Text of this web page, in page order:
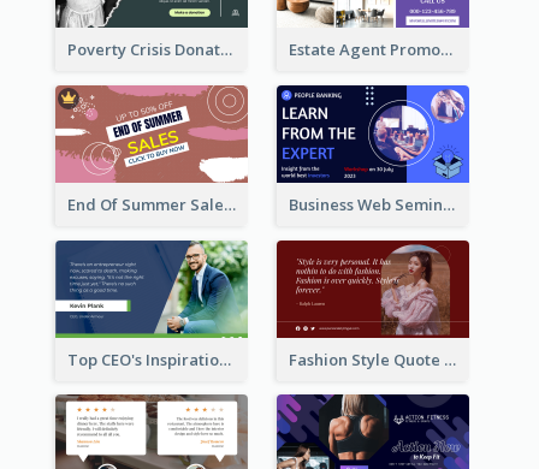
Poverty Crisis Donation Twitter Post Estate Agent Promote Twitter Post Design Idea
End Of Summer Sale Twitter Post Design Idea Business Web Seminar Twitter Post Design Idea
Top CEO's Inspirational Quote Twitter Post Fashion Style Quote Twitter Post